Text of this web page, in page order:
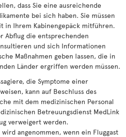
dass Sie eine ausreichende
bei sich haben. Sie müssen
in Ihrem Kabinengepäck mitführen.
Abflug die entsprechenden
und sich Informationen
Maßnahmen geben lassen, die in
Länder ergriffen werden müssen.
die Symptome einer
kann auf Beschluss des
mit dem medizinischen Personal
Betreuungsdienst MedLink
verweigert werden.
angenommen, wenn ein Fluggast